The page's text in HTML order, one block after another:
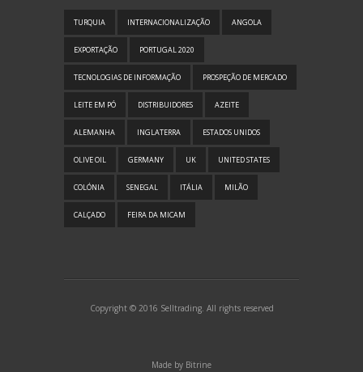
TURQUIA INTERNACIONALIZAÇÃO ANGOLA
EXPORTAÇÃO PORTUGAL 2020
TECNOLOGIAS DE INFORMAÇÃO PROSPEÇÃO DE MERCADO
LEITE EM PÓ DISTRIBUIDORES AZEITE
ALEMANHA INGLATERRA ESTADOS UNIDOS
OLIVE OIL GERMANY UK UNITED STATES
COLÓNIA SENEGAL ITÁLIA MILÃO
CALÇADO FEIRA DA MICAM
Copyright © 2016 Selltrading. All rights reserved
Made by Bitrine